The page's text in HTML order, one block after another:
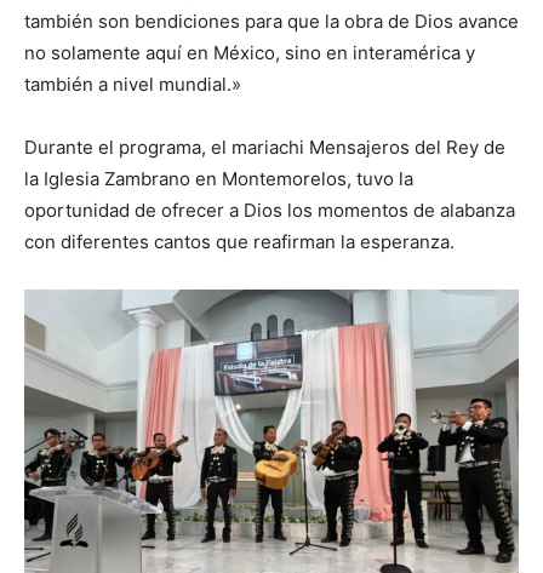
también son bendiciones para que la obra de Dios avance
no solamente aquí en México, sino en interamérica y
también a nivel mundial.»
Durante el programa, el mariachi Mensajeros del Rey de
la Iglesia Zambrano en Montemorelos, tuvo la
oportunidad de ofrecer a Dios los momentos de alabanza
con diferentes cantos que reafirman la esperanza.